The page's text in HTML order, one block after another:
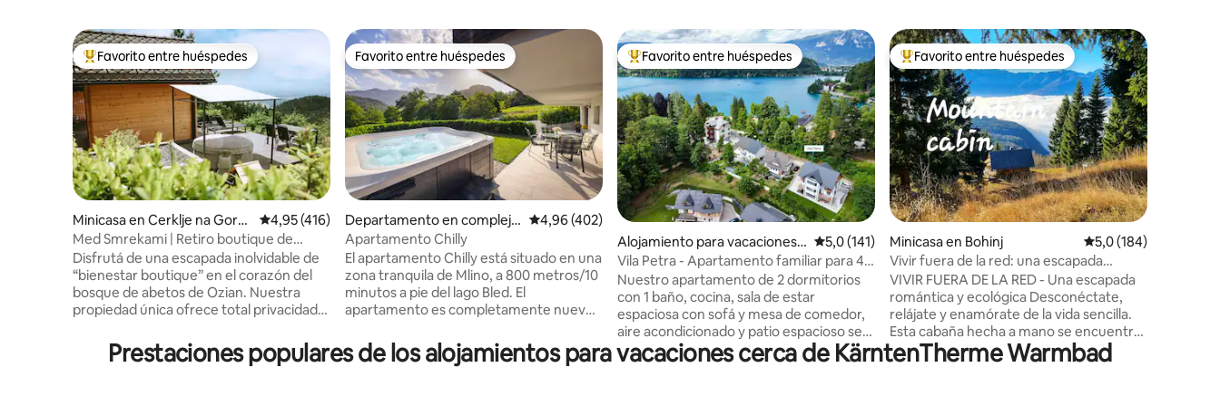
Favorito entre los huéspedes más destacados
Favorito entre huéspedes
Minicasa en Cerklje na Gore
njskem
Calificación promedio: 4,95 de 5. 416 evaluaciones
4,95 (416)
Med Smrekami | Retiro boutique de
bienestar y spa
Disfrutá de una escapada inolvidable de
“bienestar boutique” en el corazón del
bosque de abetos de Ozian. Nuestra
propiedad única ofrece total privacidad
madera romántica con vistas
panorámicas, un sillón de masajes de
Favorito entre huéspedes
Favorito entre huéspedes
Departamento en complejo
residencial en Bled
Calificación promedio: 4,96 de 5. 402 evaluaciones
4,96 (402)
Apartamento Chilly
El apartamento Chilly está situado en una
zona tranquila de Mlino, a 800 metros/10
minutos a pie del lago Bled. El
apartamento es completamente nuevo,
las montañas desde el dormitorio y la
terraza. En el jardín tendrás tu propio
Favorito entre los huéspedes más destacados
Favorito entre huéspedes
Alojamiento para vacaciones
en Bled
Calificación promedio: 5,0 de 5. 141 evaluaciones
5,0 (141)
Vila Petra - Apartamento familiar para 4
personas en el lago Bled
Nuestro apartamento de 2 dormitorios
con 1 baño, cocina, sala de estar
espaciosa con sofá y mesa de comedor,
aire acondicionado y patio espacioso se
encuentra a solo 100 metros del lago
Bled (zona de natación). Está ubicado en
Favorito entre los huéspedes más destacados
Favorito entre huéspedes
Minicasa en Bohinj Calificación
5,0 (184)
Vivir fuera de la red: una escapada
romántica y ecológica para parejas
VIVIR FUERA DE LA RED - Una escapada
romántica y ecológica Desconéctate,
relájate y enamórate de la vida sencilla.
Esta cabaña hecha a mano se encuentra
en 1.5 acres privados y te invita a bajar el
ritmo. Disfruta del encanto de la vida
Prestaciones populares de los alojamientos para vacaciones cerca de KärntenTherme Warmbad